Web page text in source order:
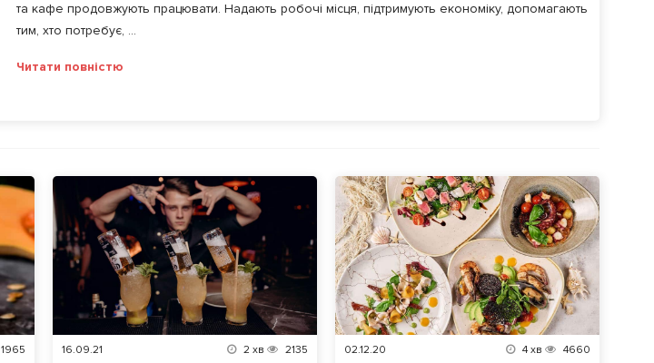
та кафе продовжують працювати. Надають робочі місця, підтримують економіку, допомагають
тим, хто потребує, ...
Читати повністю
1965
16.09.21 2 хв
2135
02.12.20 4 хв
4660